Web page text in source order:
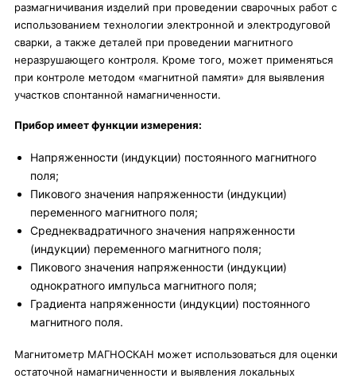
размагничивания изделий при проведении сварочных работ с
использованием технологии электронной и электродуговой
сварки, а также деталей при проведении магнитного
неразрушающего контроля. Кроме того, может применяться
при контроле методом «магнитной памяти» для выявления
участков спонтанной намагниченности.
Прибор имеет функции измерения:
Напряженности (индукции) постоянного магнитного
поля;
Пикового значения напряженности (индукции)
переменного магнитного поля;
Среднеквадратичного значения напряженности
(индукции) переменного магнитного поля;
Пикового значения напряженности (индукции)
однократного импульса магнитного поля;
Градиента напряженности (индукции) постоянного
магнитного поля.
Магнитометр МАГНОСКАН может использоваться для оценки
остаточной намагниченности и выявления локальных